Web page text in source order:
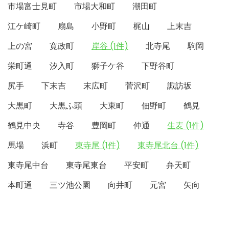
市場富士見町
市場大和町
潮田町
江ケ崎町
扇島 小野町 梶山
上末吉
上の宮
寛政町 岸谷 (1件) 北寺尾
駒岡
栄町通
汐入町 獅子ケ谷
下野谷町
尻手
下末吉 末広町 菅沢町
諏訪坂
大黒町
大黒ふ頭 大東町 佃野町
鶴見
鶴見中央
寺谷 豊岡町 仲通
生麦 (1件)
馬場
浜町 東寺尾 (1件)
東寺尾北台 (1件)
東寺尾中台
東寺尾東台 平安町
弁天町
本町通
三ツ池公園 向井町 元宮 矢向